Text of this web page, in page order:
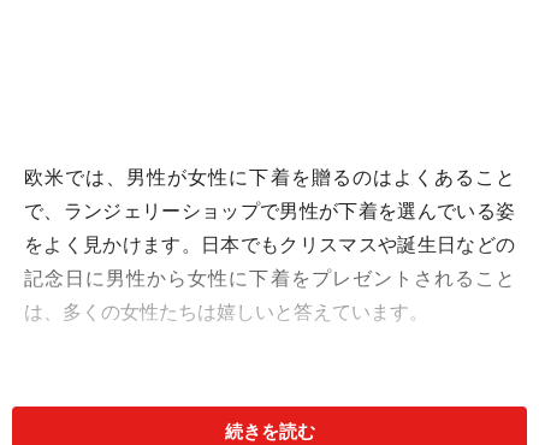
欧米では、男性が女性に下着を贈るのはよくあること
で、ランジェリーショップで男性が下着を選んでいる姿
をよく見かけます。日本でもクリスマスや誕生日などの
記念日に男性から女性に下着をプレゼントされること
は、多くの女性たちは嬉しいと答えています。
かむ下着の選び方や失敗しない下着の選び方を紹介しま
続きを読む